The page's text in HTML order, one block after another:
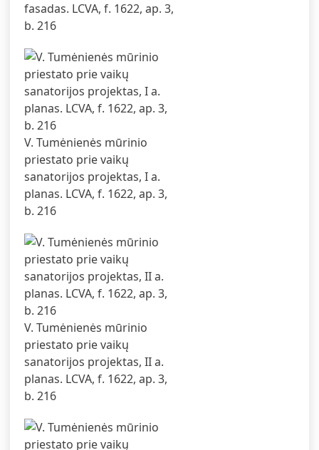
fasadas. LCVA, f. 1622, ap. 3,
b. 216
V. Tumėnienės mūrinio
priestato prie vaikų
sanatorijos projektas, I a.
planas. LCVA, f. 1622, ap. 3,
b. 216
V. Tumėnienės mūrinio
priestato prie vaikų
sanatorijos projektas, II a.
planas. LCVA, f. 1622, ap. 3,
b. 216